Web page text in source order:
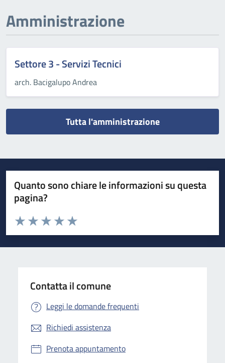
Amministrazione
Settore 3 - Servizi Tecnici
arch. Bacigalupo Andrea
Tutta l'amministrazione
Quanto sono chiare le informazioni su questa
pagina?
Valuta da 1 a 5 stelle la pagina
Valuta 5 stelle su 5
Valuta 4 stelle su 5
Valuta 3 stelle su 5
Valuta 2 stelle su 5
Valuta 1 stelle su 5
Contatta il comune
Leggi le domande frequenti
Richiedi assistenza
Prenota appuntamento